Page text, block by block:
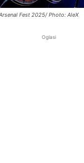
Fest 2025/ Photo: AleX
Oglasi